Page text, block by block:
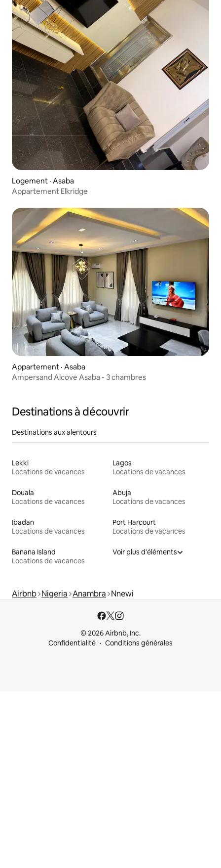
Logement · Asaba
Appartement Elkridge
Appartement · Asaba
Ampersand Alcove Asaba - 3 chambres
Destinations à découvrir
Destinations aux alentours
Lekki
Locations de vacances
Lagos
Locations de vacances
Douala
Locations de vacances
Abuja
Locations de vacances
Ibadan
Locations de vacances
Port Harcourt
Locations de vacances
Banana Island
Locations de vacances
Voir plus d'éléments
Airbnb Nigeria Anambra Nnewi
© 2026 Airbnb, Inc.
Confidentialité
Conditions générales